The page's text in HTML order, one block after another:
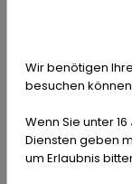
Wir benötigen
besuchen
Wenn Sie unter
Diensten geben
um Erlaubnis